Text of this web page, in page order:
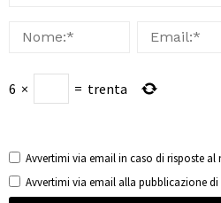
6 × = trenta
Avvertimi via email in caso di risposte
Avvertimi via email alla pubblicazione